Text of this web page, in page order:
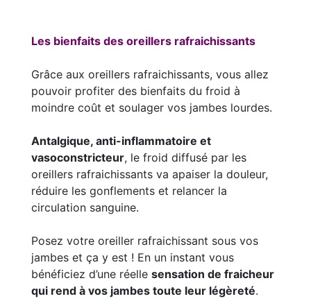
Les bienfaits des oreillers rafraichissants
Grâce aux oreillers rafraichissants, vous allez
pouvoir profiter des bienfaits du froid à
moindre coût et soulager vos jambes lourdes.
Antalgique, anti-inflammatoire et
vasoconstricteur, le froid diffusé par les
oreillers rafraichissants va apaiser la douleur,
réduire les gonflements et relancer la
circulation sanguine.
Posez votre oreiller rafraichissant sous vos
jambes et ça y est ! En un instant vous
bénéficiez d’une réelle sensation de fraicheur
qui rend à vos jambes toute leur légèreté.